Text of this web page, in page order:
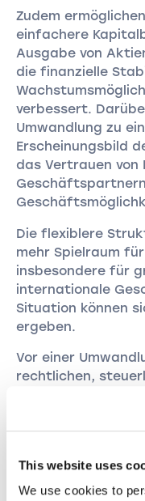
This website uses
We use cookies to
Zudem
einfachere
Ausgabe von
die finanzielle
verbessert.
Umwandlung zu
Erscheinungsbild
das Vertrauen von
Die flexiblere
mehr Spielraum
insbesondere für
internationale
Situation können
ergeben.
Vor einer
rechtlichen,
Auswirkungen
professionelle
werden, um
Unternehmens